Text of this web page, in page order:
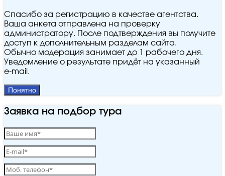
Спасибо за регистрацию в качестве агентства.
Ваша анкета отправлена на проверку
администратору. После подтверждения вы получите
доступ к дополнительным разделам сайта.
Обычно модерация занимает до 1 рабочего дня.
Уведомление о результате придёт на указанный
e‑mail.
Понятно
Заявка на подбор тура